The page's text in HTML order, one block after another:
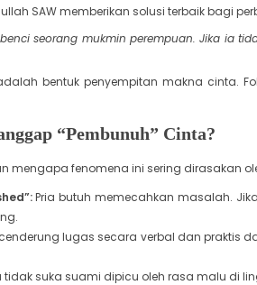
SAW memberikan solusi terbaik bagi
seorang mukmin perempuan. Jika ia
bentuk penyempitan makna cinta.
“Pembunuh” Cinta?
mengapa fenomena ini sering dirasakan
Pria butuh memecahkan masalah.
lugas secara verbal dan praktis
tidak suka suami dipicu oleh rasa malu di